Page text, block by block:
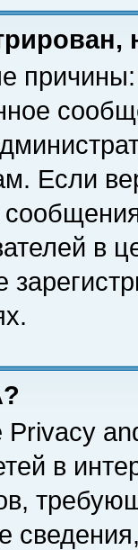
Если
в
Privacy
в